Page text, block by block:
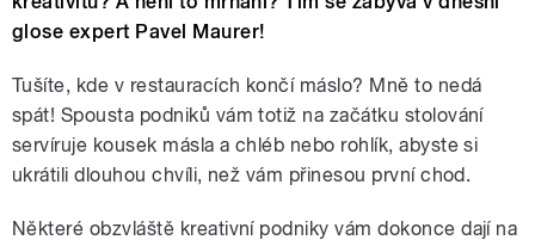
glose expert Pavel Maurer!
Tušíte, kde v restauracích končí máslo? Mně to nedá
spát! Spousta podniků vám totiž na začátku stolování
servíruje kousek másla a chléb nebo rohlík, abyste si
ukrátili dlouhou chvíli, než vám přinesou první chod.
Některé obzvláště kreativní podniky vám dokonce dají na